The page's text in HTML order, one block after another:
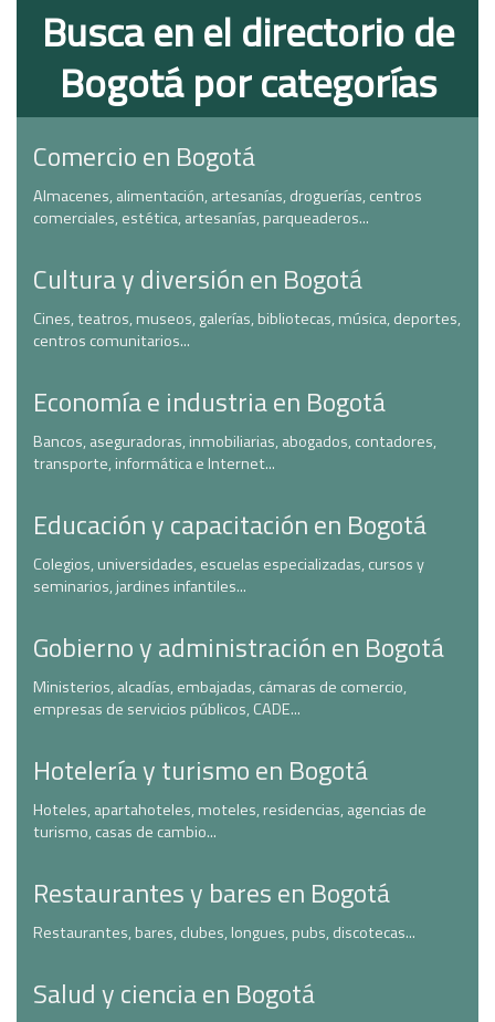
Busca en el directorio de
Bogotá por categorías
Comercio en Bogotá
Almacenes, alimentación, artesanías, droguerías, centros
comerciales, estética, artesanías, parqueaderos...
Cultura y diversión en Bogotá
Cines, teatros, museos, galerías, bibliotecas, música, deportes,
centros comunitarios...
Economía e industria en Bogotá
Bancos, aseguradoras, inmobiliarias, abogados, contadores,
transporte, informática e Internet...
Educación y capacitación en Bogotá
Colegios, universidades, escuelas especializadas, cursos y
seminarios, jardines infantiles...
Gobierno y administración en Bogotá
Ministerios, alcadías, embajadas, cámaras de comercio,
empresas de servicios públicos, CADE...
Hotelería y turismo en Bogotá
Hoteles, apartahoteles, moteles, residencias, agencias de
turismo, casas de cambio...
Restaurantes y bares en Bogotá
Restaurantes, bares, clubes, longues, pubs, discotecas...
Salud y ciencia en Bogotá